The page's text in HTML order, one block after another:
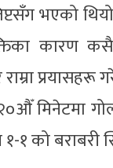
भएको
कारण
मिनेटमा
को बराबरी